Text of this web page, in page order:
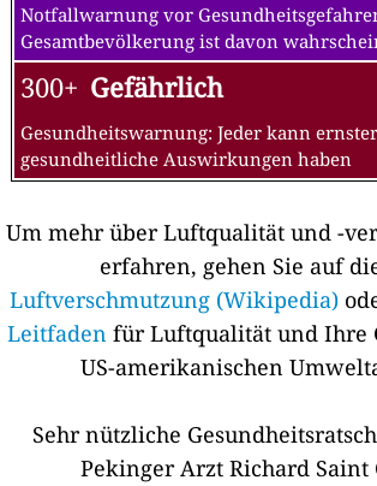
Notfallwarnung vor
Gesamtbevölkerung ist davon
300+ Gefährlich
Gesundheitswarnung: Jeder kann
gesundheitliche Auswirkungen haben
Um mehr über Luftqualität und -
erfahren, gehen Sie auf
Luftverschmutzung (Wikipedia)
Leitfaden für Luftqualität und Ihre
US-amerikanischen
Sehr nützliche
Pekinger Arzt Richard Saint